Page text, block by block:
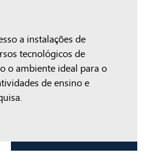
a instalações de
tecnológicos de
o ambiente ideal para o
de ensino e